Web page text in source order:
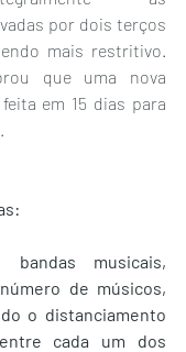
por dois terços
mais restritivo.
que uma nova
em 15 dias para
musicais,
de músicos,
o distanciamento
cada um dos